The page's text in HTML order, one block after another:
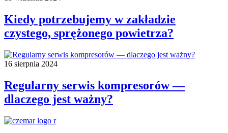
Kiedy potrzebujemy w zakładzie
czystego, sprężonego powietrza?
16 sierpnia 2024
Regularny serwis kompresorów —
dlaczego jest ważny?